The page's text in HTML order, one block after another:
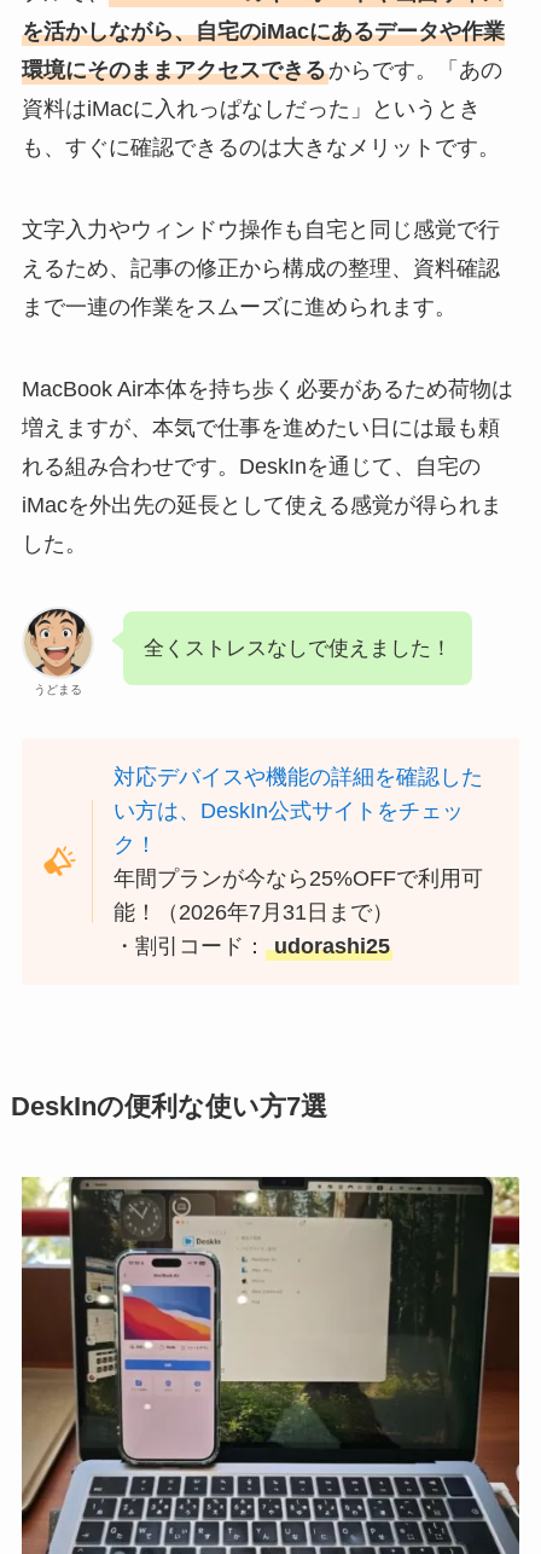
を活かしながら、自宅のiMacにあるデータや作業
環境にそのままアクセスできるからです。「あの
資料はiMacに入れっぱなしだった」というとき
も、すぐに確認できるのは大きなメリットです。
文字入力やウィンドウ操作も自宅と同じ感覚で行
えるため、記事の修正から構成の整理、資料確認
まで一連の作業をスムーズに進められます。
MacBook Air本体を持ち歩く必要があるため荷物は
増えますが、本気で仕事を進めたい日には最も頼
れる組み合わせです。DeskInを通じて、自宅の
iMacを外出先の延長として使える感覚が得られま
した。
うどまる
全くストレスなしで使えました！
対応デバイスや機能の詳細を確認した
い方は、DeskIn公式サイトをチェッ
ク！
年間プランが今なら25%OFFで利用可
能！（2026年7月31日まで）
・割引コード： udorashi25
DeskInの便利な使い方7選